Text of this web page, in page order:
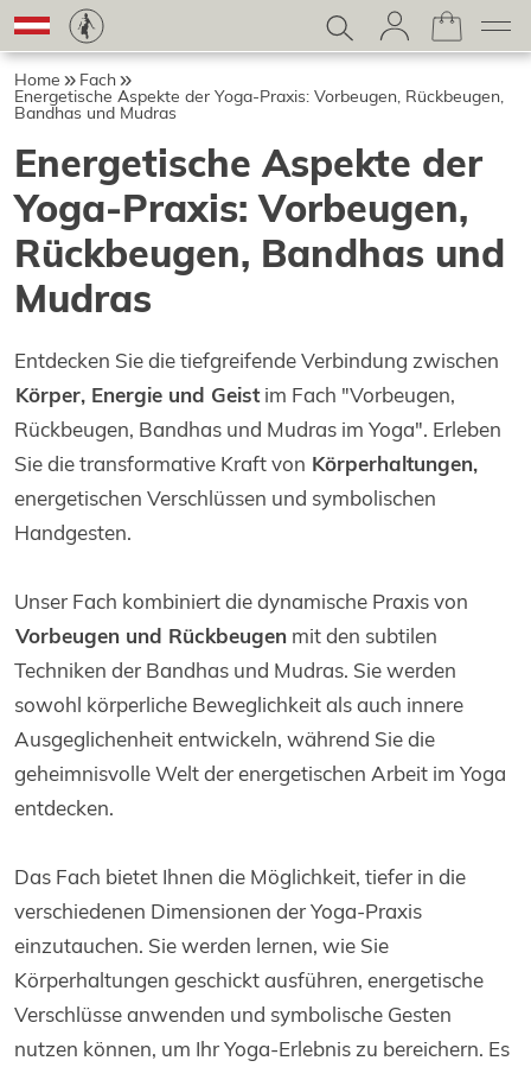
Home Fach
Energetische Aspekte der Yoga-Praxis: Vorbeugen, Rückbeugen,
Bandhas und Mudras
Energetische Aspekte der
Yoga-Praxis: Vorbeugen,
Rückbeugen, Bandhas und
Mudras
Entdecken Sie die tiefgreifende Verbindung zwischen
Körper, Energie und Geistim Fach "Vorbeugen,
Rückbeugen, Bandhas und Mudras im Yoga". Erleben
Sie die transformative Kraft von Körperhaltungen,
energetischen Verschlüssen und symbolischen
Handgesten.
Unser Fach kombiniert die dynamische Praxis von
Vorbeugen und Rückbeugen mit den subtilen
Techniken der Bandhas und Mudras. Sie werden
sowohl körperliche Beweglichkeit als auch innere
Ausgeglichenheit entwickeln, während Sie die
geheimnisvolle Welt der energetischen Arbeit im Yoga
entdecken.
Das Fach bietet Ihnen die Möglichkeit, tiefer in die
verschiedenen Dimensionen der Yoga-Praxis
einzutauchen. Sie werden lernen, wie Sie
Körperhaltungen geschickt ausführen, energetische
Verschlüsse anwenden und symbolische Gesten
nutzen können, um Ihr Yoga-Erlebnis zu bereichern. Es